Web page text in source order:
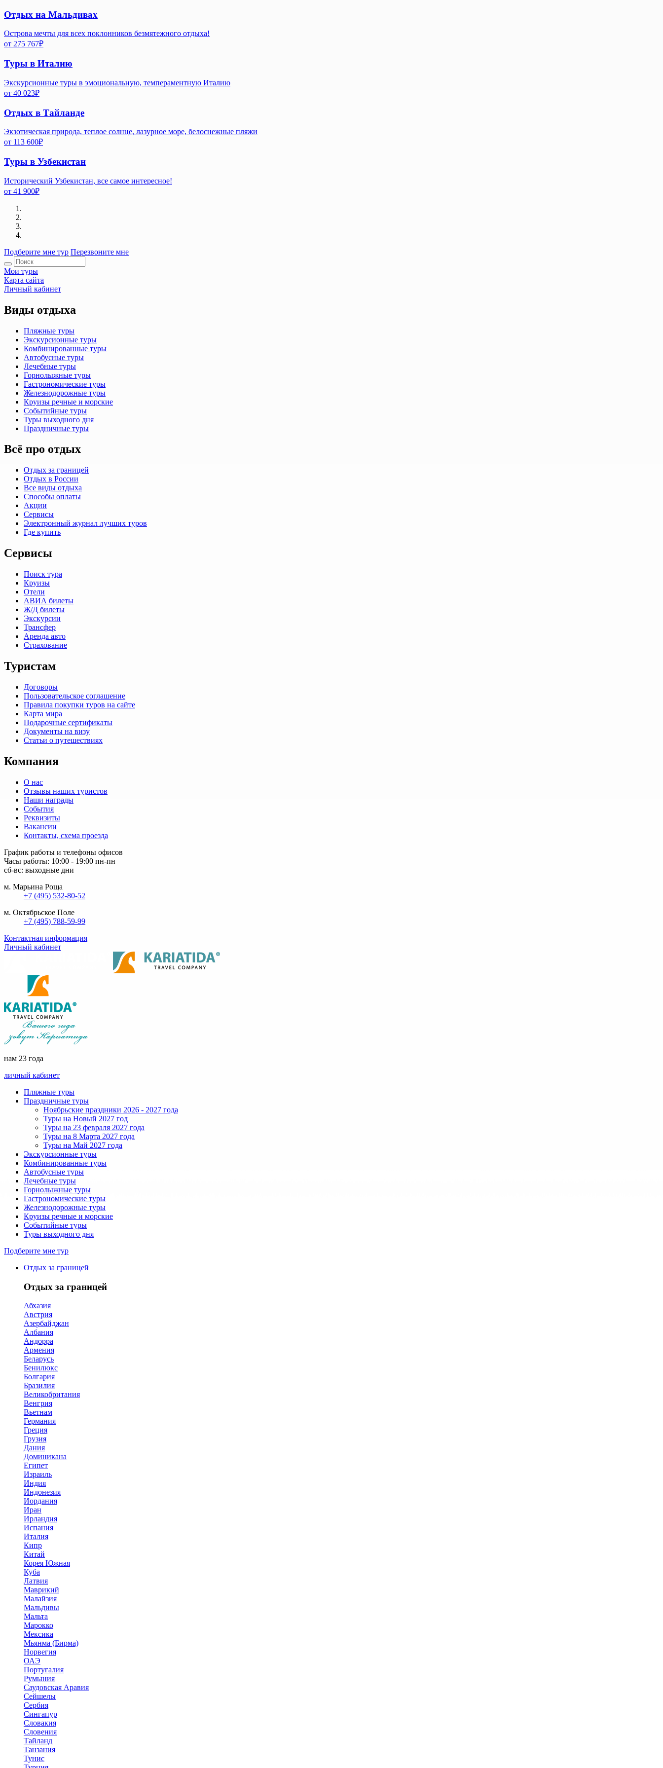
Отдых на Мальдивах
Острова мечты для всех поклонников безмятежного отдыха!
от 275 767₽
Туры в Италию
Экскурсионные туры в эмоциональную, темпераментную Италию
от 40 023₽
Отдых в Тайланде
Экзотическая природа, теплое солнце, лазурное море, белоснежные пляжи
от 113 600₽
Туры в Узбекистан
Исторический Узбекистан, все самое интересное!
от 41 900₽
Подберите мне тур Перезвоните мне
Мои туры
Карта сайта
Личный кабинет
Виды отдыха
Пляжные туры
Экскурсионные туры
Комбинированные туры
Автобусные туры
Лечебные туры
Горнолыжные туры
Гастрономические туры
Железнодорожные туры
Круизы речные и морские
Событийные туры
Туры выходного дня
Праздничные туры
Всё про отдых
Отдых за границей
Отдых в России
Все виды отдыха
Способы оплаты
Акции
Сервисы
Электронный журнал лучших туров
Где купить
Сервисы
Поиск тура
Круизы
Отели
АВИА билеты
Ж/Д билеты
Экскурсии
Трансфер
Аренда авто
Страхование
Туристам
Договоры
Пользовательское соглашение
Правила покупки туров на сайте
Карта мира
Подарочные сертификаты
Документы на визу
Статьи о путешествиях
Компания
О нас
Отзывы наших туристов
Наши награды
События
Реквизиты
Вакансии
Контакты, схема проезда
График работы и телефоны офисов
Часы работы: 10:00 - 19:00 пн-пн
сб-вс: выходные дни
м. Марьина Роща
+7 (495) 532-80-52
м. Октябрьское Поле
+7 (495) 788-59-99
Контактная информация
Личный кабинет
нам 23 года
личный кабинет
Пляжные туры
Праздничные туры
Ноябрьские праздники 2026 - 2027 года
Туры на Новый 2027 год
Туры на 23 февраля 2027 года
Туры на 8 Марта 2027 года
Туры на Май 2027 года
Экскурсионные туры
Комбинированные туры
Автобусные туры
Лечебные туры
Горнолыжные туры
Гастрономические туры
Железнодорожные туры
Круизы речные и морские
Событийные туры
Туры выходного дня
Подберите мне тур
Отдых за границей
Отдых за границей
Абхазия
Австрия
Азербайджан
Албания
Андорра
Армения
Беларусь
Бенилюкс
Болгария
Бразилия
Великобритания
Венгрия
Вьетнам
Германия
Греция
Грузия
Дания
Доминикана
Египет
Израиль
Индия
Индонезия
Иордания
Иран
Ирландия
Испания
Италия
Кипр
Китай
Корея Южная
Куба
Латвия
Маврикий
Малайзия
Мальдивы
Мальта
Марокко
Мексика
Мьянма (Бирма)
Норвегия
ОАЭ
Португалия
Румыния
Саудовская Аравия
Сейшелы
Сербия
Сингапур
Словакия
Словения
Тайланд
Танзания
Тунис